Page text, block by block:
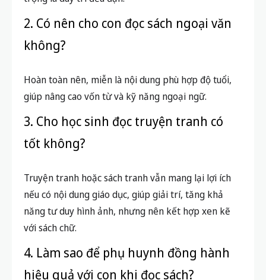
Giải đáp thắc mắc thường gặp về
chủ đề học sinh THCS nên đọc
1. Học sinh THCS nên đọc bao nhiêu
sách mỗi tháng?
vào tốc độ đọc và thời gian biểu cá nhân. Điều quan
trọng là duy trì đều đặn.
2. Có nên cho con đọc sách ngoại văn
không?
Hoàn toàn nên, miễn là nội dung phù hợp độ tuổi,